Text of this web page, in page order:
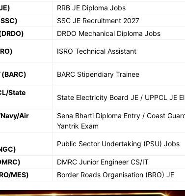
JE)
RRB JE Diploma Jobs
SSC JE Recruitment 2027
DRDO Mechanical Diploma Jobs
ISRO Technical Assistant
(BARC) BARC Stipendiary Trainee
State
State Electricity Board JE / UPPCL JE
Air
Sena Bharti Diploma Entry / Coast
Yantrik Exam
Public Sector Undertaking (PSU) Jobs
DMRC Junior Engineer CS/IT
MES)
Border Roads Organisation (BRO) JE